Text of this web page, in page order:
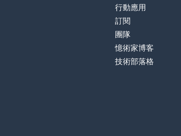
行動應用
訂閱
團隊
憶術家博客
技術部落格